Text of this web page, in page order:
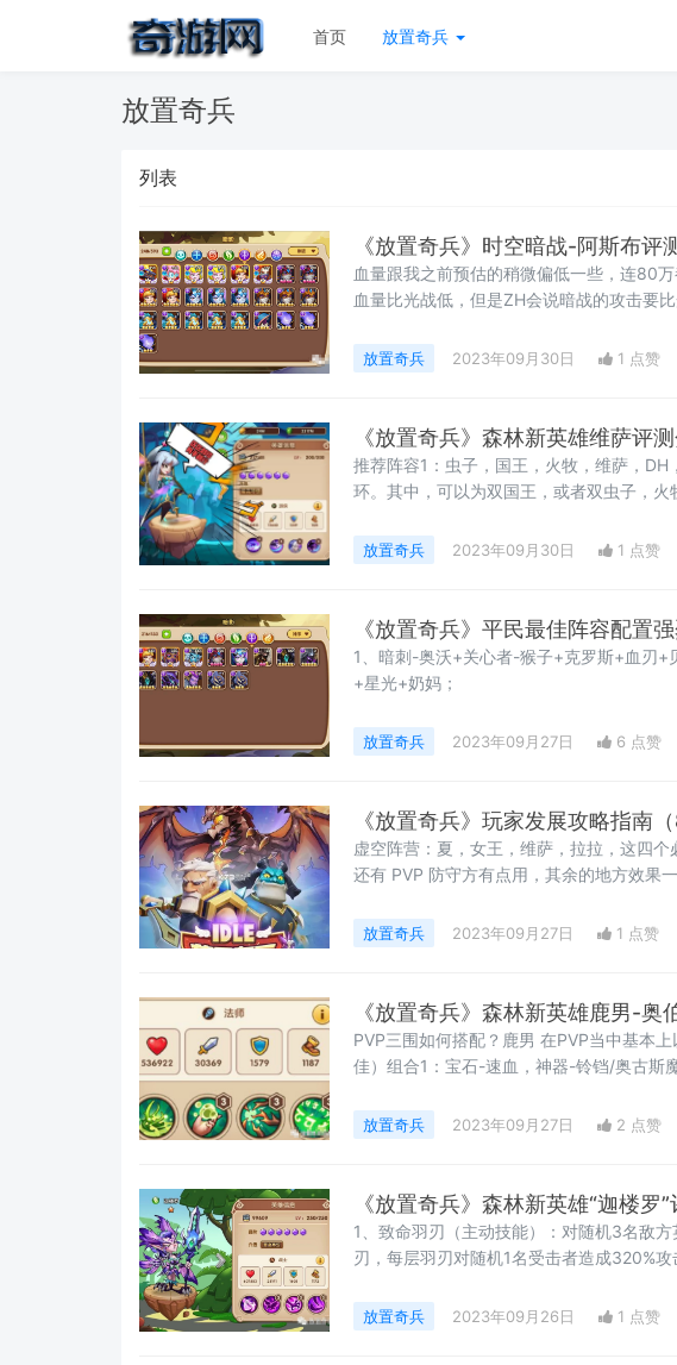
首页 放置奇兵
放置奇兵
列表
《放置奇兵》时空暗战-阿斯布评
血量跟我之前预估的稍微偏低一些，连80
血量比光战低，但是ZH会说暗战的攻击要
了。
放置奇兵 2023年09月30日 1 点赞
《放置奇兵》森林新英雄维萨评
推荐阵容1：虫子，国王，火牧，维萨，
环。其中，可以为双国王，或者双虫子，
放置奇兵 2023年09月30日 1 点赞
《放置奇兵》平民最佳阵容配置
1、暗刺-奥沃+关心者-猴子+克罗斯+血刃
+星光+奶妈；
放置奇兵 2023年09月27日 6 点赞
《放置奇兵》玩家发展攻略指南
虚空阵营：夏，女王，维萨，拉拉，这四
还有 PVP 防守方有点用，其余的地方效果
放置奇兵 2023年09月27日 1 点赞
《放置奇兵》森林新英雄鹿男-奥
PVP三围如何搭配？鹿男 在PVP当中基本
佳）组合1：宝石-速血，神器-铃铛/奥古斯
放置奇兵 2023年09月27日 2 点赞
《放置奇兵》森林新英雄“迦楼罗
1、致命羽刃（主动技能）：对随机3名敌
刃，每层羽刃对随机1名受击者造成320%攻
放置奇兵 2023年09月26日 1 点赞